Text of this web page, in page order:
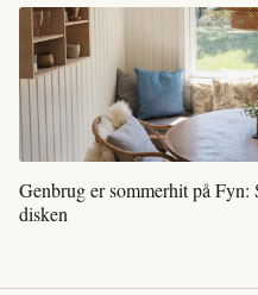
Genbrug er sommerhit på
disken